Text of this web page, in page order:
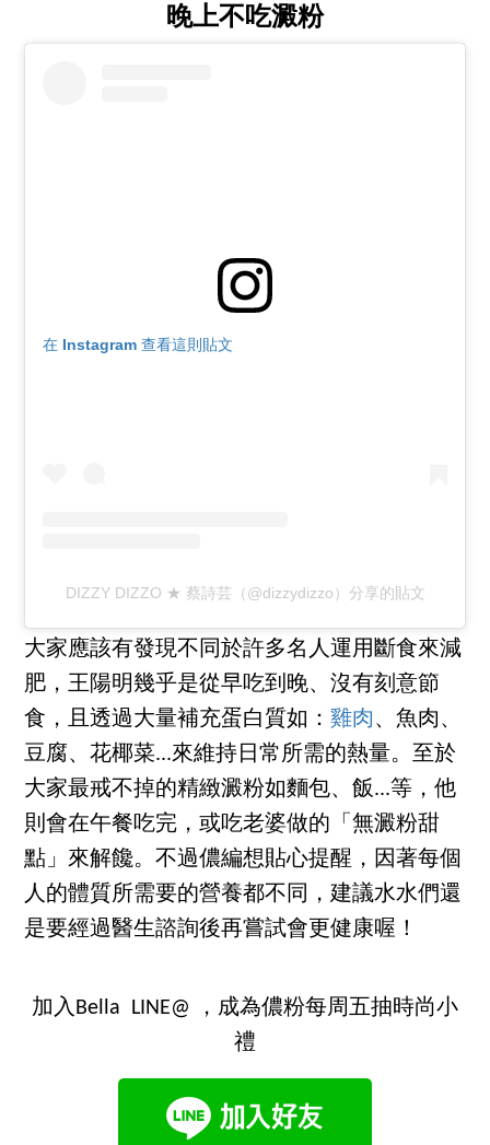
晚上不吃澱粉
在 Instagram 查看這則貼文
DIZZY DIZZO ★ 蔡詩芸（@dizzydizzo）分享的貼文
大家應該有發現不同於許多名人運用斷食來減
肥，王陽明幾乎是從早吃到晚、沒有刻意節
食，且透過大量補充蛋白質如：雞肉 、魚肉、
豆腐、花椰菜...來維持日常所需的熱量。至於
大家最戒不掉的精緻澱粉如麵包、飯...等，他
則會在午餐吃完，或吃老婆做的「無澱粉甜
點」來解饞。不過儂編想貼心提醒，因著每個
人的體質所需要的營養都不同，建議水水們還
是要經過醫生諮詢後再嘗試會更健康喔！
加入Bella LINE@ ，成為儂粉每周五抽時尚小
禮